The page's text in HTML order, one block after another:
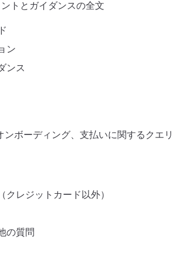
トとガイダンスの全文
ン
ンス
ボーディング、支払いに関するクエ
レジットカード以外）
の質問